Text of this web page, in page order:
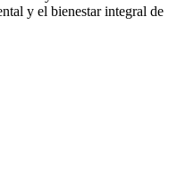
y el bienestar integral de